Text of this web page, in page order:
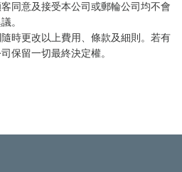
同意及接受本公司或郵輪公司均不會
。
時更改以上費用、條款及細則。若有
保留一切最終決定權。